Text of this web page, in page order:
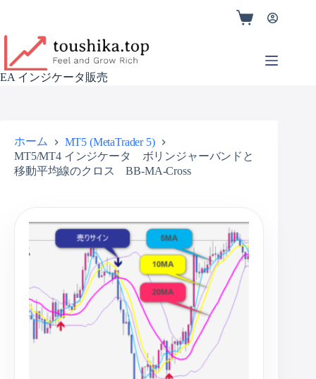
EA インジケータ販売
ホーム
MT5 (MetaTrader 5)
MT5/MT4 インジケータ ボリンジャーバンドと
移動平均線のクロス BB-MA-Cross